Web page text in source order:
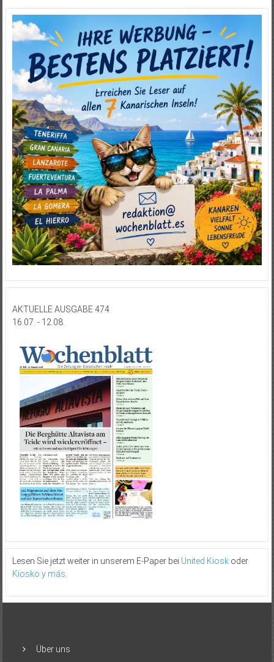
AKTUELLE AUSGABE 474
16.07. - 12.08.
Lesen Sie jetzt weiter in unserem E-Paper bei United Kioskoder
Kiosko y más.
Über uns